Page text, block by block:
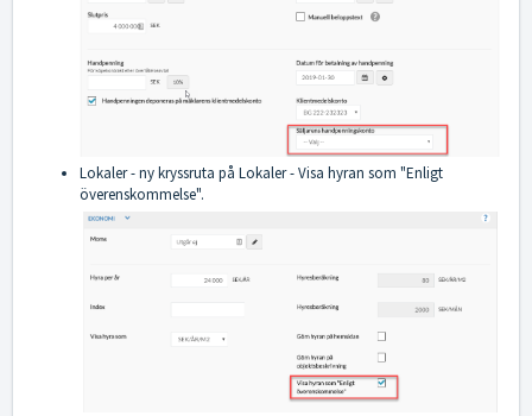
Lokaler - ny kryssruta på Lokaler - Visa hyran som "Enligt
överenskommelse".